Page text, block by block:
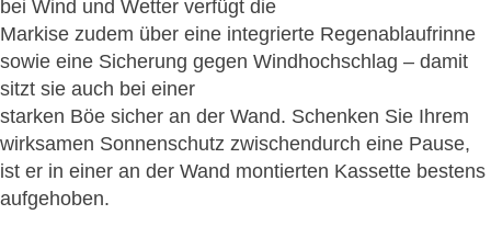
bei Wind und Wetter verfügt die
Markise zudem über eine integrierte Regenablaufrinne
sowie eine Sicherung gegen Windhochschlag – damit
sitzt sie auch bei einer
starken Böe sicher an der Wand. Schenken Sie Ihrem
wirksamen Sonnenschutz zwischendurch eine Pause,
ist er in einer an der Wand montierten Kassette bestens
aufgehoben.